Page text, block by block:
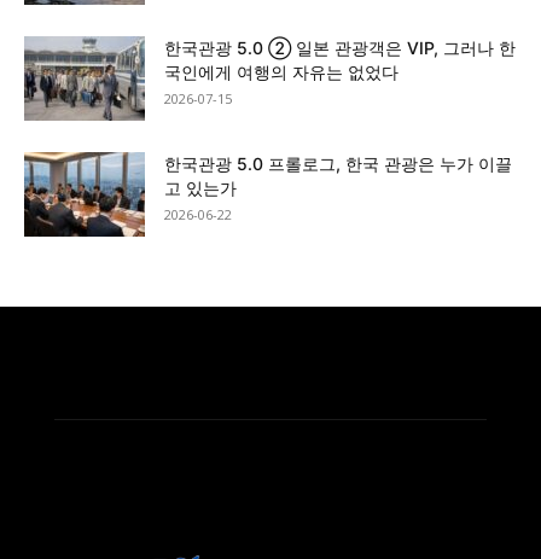
한국관광 5.0 ② 일본 관광객은 VIP, 그러나 한
국인에게 여행의 자유는 없었다
2026-07-15
한국관광 5.0 프롤로그, 한국 관광은 누가 이끌
고 있는가
2026-06-22